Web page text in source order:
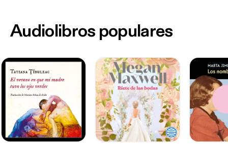
Audiolibros populares